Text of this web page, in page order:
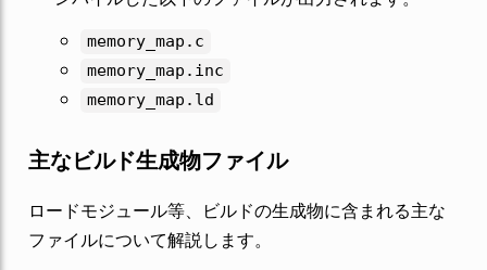
memory_map.c
memory_map.inc
memory_map.ld
主なビルド生成物ファイル
ロードモジュール等、ビルドの生成物に含まれる主な
ファイルについて解説します。